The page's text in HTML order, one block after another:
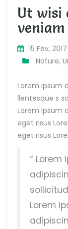
Ut wisi
veniam
15 Fév, 2017
Nature,
Lorem ipsum
llentesque s
Lorem ipsum
eget risus
eget risus
“ Lorem
Lorem